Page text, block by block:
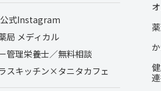
式Instagram
局 メディカル
管理栄養士／無料相談
スキッチン×タニタカフェ